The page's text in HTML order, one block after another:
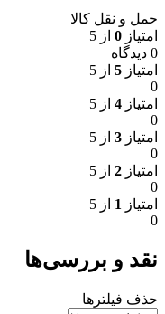
حمل و نقل کالا
امتیاز 0 از 5
0 دیدگاه
امتیاز 5 از 5
0
امتیاز 4 از 5
0
امتیاز 3 از 5
0
امتیاز 2 از 5
0
امتیاز 1 از 5
0
نقد و بررسی‌ها
حذف فیلترها